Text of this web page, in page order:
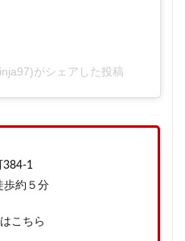
がシェアした投稿
384-1
歩約５分
こちら